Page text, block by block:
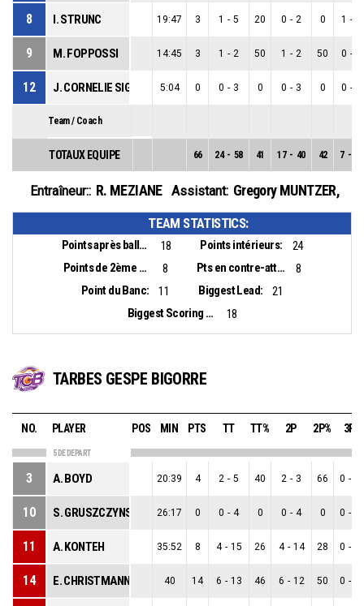
8 I. STRUNC 19:47 3 1 - 5 20 0 - 2 0 1 -
9 M. FOPPOSSI 14:45 3 1 - 2 50 1 - 2 50 0 -
12 5:04 0 0 - 3 0 0 - 3 0 0 -
Team / Coach
TOTAUX EQUIPE 66 24 - 58 41 17 - 40 42 7 -
Entraîneur:: R. MEZIANE Assistant: Gregory MUNTZER,
TEAM STATISTICS:
Points après balles perdues: 18 Points intérieurs:
24
Points de 2ème chance:
8 Pts en contre-attaque:
8
Point du Banc:
11 Biggest Lead:
21
Biggest Scoring Run:
18
TARBES GESPE BIGORRE
NO. PLAYER POS MIN PTS TT TT% 2P 2P% 3P
5 DE DEPART
3 A. BOYD 20:39 4 2 - 5 40 2 - 3 66 0 -
10 S. GRUSZCZYNSKI 26:17 0 0 - 4 0 0 - 4 0 0 -
11 A. KONTEH 35:52 8 4 - 15 26 4 - 14 28 0 -
14 E. CHRISTMANN 40 14 6 - 13 46 6 - 12 50 0 -